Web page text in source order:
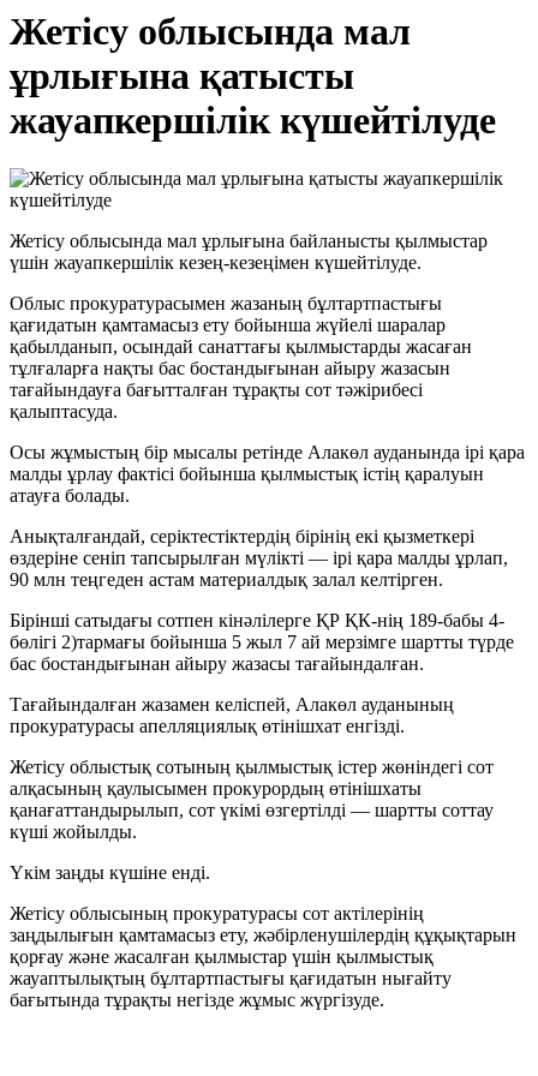
Жетісу облысында мал
ұрлығына қатысты
жауапкершілік күшейтілуде
Жетісу облысында мал ұрлығына байланысты қылмыстар
үшін жауапкершілік кезең-кезеңімен күшейтілуде.
Облыс прокуратурасымен жазаның бұлтартпастығы
қағидатын қамтамасыз ету бойынша жүйелі шаралар
қабылданып, осындай санаттағы қылмыстарды жасаған
тұлғаларға нақты бас бостандығынан айыру жазасын
тағайындауға бағытталған тұрақты сот тәжірибесі
қалыптасуда.
Осы жұмыстың бір мысалы ретінде Алакөл ауданында ірі қара
малды ұрлау фактісі бойынша қылмыстық істің қаралуын
атауға болады.
Анықталғандай, серіктестіктердің бірінің екі қызметкері
өздеріне сеніп тапсырылған мүлікті — ірі қара малды ұрлап,
90 млн теңгеден астам материалдық залал келтірген.
Бірінші сатыдағы сотпен кінәлілерге ҚР ҚК-нің 189-бабы 4-
бөлігі 2)тармағы бойынша 5 жыл 7 ай мерзімге шартты түрде
бас бостандығынан айыру жазасы тағайындалған.
Тағайындалған жазамен келіспей, Алакөл ауданының
прокуратурасы апелляциялық өтінішхат енгізді.
Жетісу облыстық сотының қылмыстық істер жөніндегі сот
алқасының қаулысымен прокурордың өтінішхаты
қанағаттандырылып, сот үкімі өзгертілді — шартты соттау
күші жойылды.
Үкім заңды күшіне енді.
Жетісу облысының прокуратурасы сот актілерінің
заңдылығын қамтамасыз ету, жәбірленушілердің құқықтарын
қорғау және жасалған қылмыстар үшін қылмыстық
жауаптылықтың бұлтартпастығы қағидатын нығайту
бағытында тұрақты негізде жұмыс жүргізуде.